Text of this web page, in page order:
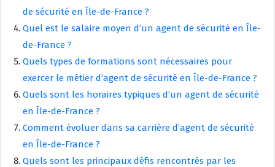
de sécurité en Île-de-France ?
Quel est le salaire moyen d’un agent de sécurité en Île-
de-France ?
Quels types de formations sont nécessaires pour
exercer le métier d’agent de sécurité en Île-de-France ?
Quels sont les horaires typiques d’un agent de sécurité
en Île-de-France ?
Comment évoluer dans sa carrière d’agent de sécurité
en Île-de-France ?
Quels sont les principaux défis rencontrés par les